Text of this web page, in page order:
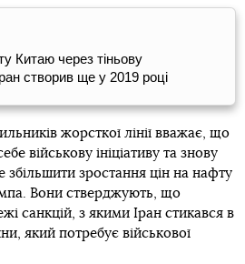
Китаю через тіньову
створив ще у 2019 році
жорсткої лінії вважає, що
військову ініціативу та знову
збільшити зростання цін на нафту
Вони стверджують, що
санкцій, з якими Іран стикався в
який потребує військової